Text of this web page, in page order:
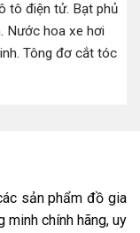
tô điện tử. Bạt phủ
. Nước hoa xe hơi
. Tông đơ cắt tóc
sản phẩm đồ gia
minh chính hãng, uy